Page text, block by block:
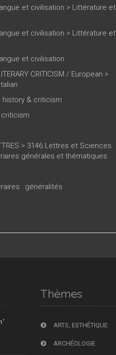
et civilisation > Littérature et
et civilisation > Littérature et
et civilisation
CRITICISM / European >
history & criticism
criticism
> 3146 Lettres et Sciences
générales et thématiques
: généralités
Thèmes
ARTS, ESTHÉTIQUE
ARCHÉOLOGIE